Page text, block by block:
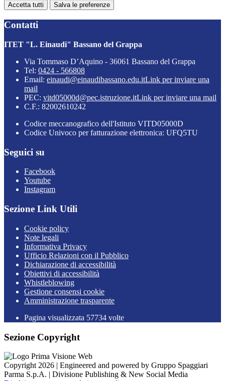
Accetta tutti Salva le preferenze
Contatti
ITET "L. Einaudi" Bassano del Grappa
Via Tommaso D’Aquino - 36061 Bassano del Grappa
Tel: 0424 - 566808
Email: einaudi@einaudibassano.edu.itLink per inviare una
mail
PEC: vitd05000d@pec.istruzione.itLink per inviare una mail
C.F.: 82002610242
Codice meccanografico dell'Istituto VITD05000D
Codice Univoco per fatturazione elettronica: UFQ5TU
Seguici su
Facebook
Youtube
Instagram
Sezione Link Utili
Cookie policy
Note legali
Informativa Privacy
Ufficio Relazioni con il Pubblico
Dichiarazione di accessibilità
Obiettivi di accessibilità
Whistleblowing
Gestione consensi cookie
Amministrazione trasparente
Pagina visualizzata 57734 volte
Sezione Copyright
Copyright 2026 | Engineered and powered by Gruppo Spaggiari
Parma S.p.A. | Divisione Publishing & New Social Media